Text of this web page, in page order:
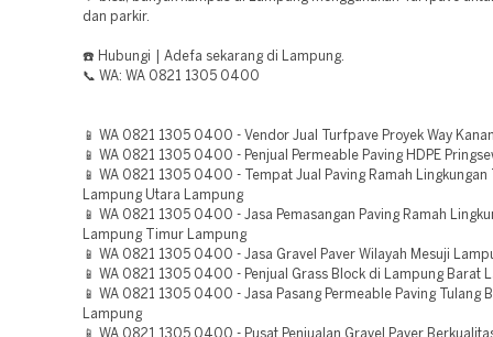
dan parkir.
☎️ Hubungi | Adefa sekarang di Lampung.
📞 WA: WA 0821 1305 0400
📱 WA 0821 1305 0400 - Vendor Jual Turfpave Proyek Way
📱 WA 0821 1305 0400 - Penjual Permeable Paving HDPE
📱 WA 0821 1305 0400 - Tempat Jual Paving Ramah Lingkungan
Lampung Utara Lampung
📱 WA 0821 1305 0400 - Jasa Pemasangan Paving Ramah
Lampung Timur Lampung
📱 WA 0821 1305 0400 - Jasa Gravel Paver Wilayah Mesuji
📱 WA 0821 1305 0400 - Penjual Grass Block di Lampung Barat
📱 WA 0821 1305 0400 - Jasa Pasang Permeable Paving Tulang
Lampung
📱 WA 0821 1305 0400 - Pusat Penjualan Gravel Paver